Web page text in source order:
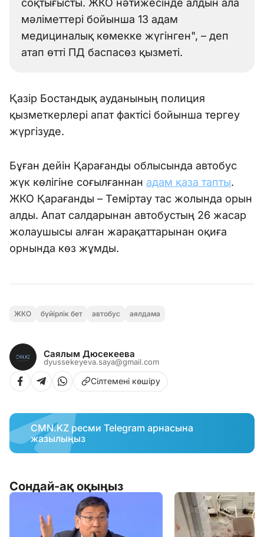
соқтығысты. ЖКО нәтижесінде алдын ала
мәліметтері бойынша 13 адам
медициналық көмекке жүгінген", – деп
атап өтті ПД баспасөз қызметі.
Қазір Бостандық ауданының полиция
қызметкерлері апат фактісі бойынша тергеу
жүргізуде.
Бұған дейін Қарағанды облысында автобус
жүк көлігіне соғылғаннан адам қаза тапты.
ЖКО Қарағанды – Теміртау тас жолында орын
алды. Апат салдарынан автобустың 26 жасар
жолаушысы алған жарақаттарынан оқиға
орнында көз жұмды.
ЖКО бүйірлік бет автобус аялдама
Саялым Дюсекеева
dyussekeyeva.saya@gmail.com
Сілтемені көшіру
CMN.KZ ресми Telegram арнасына
жазылыңыз
Сондай-ақ оқыңыз